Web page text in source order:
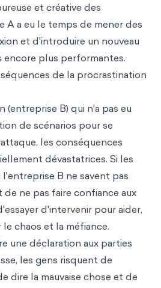
et créative des
A a eu le temps de mener des
et d'introduire un nouveau
encore plus performantes.
de la procrastination
(entreprise B) qui n'a pas eu
de scénarios pour se
les conséquences
dévastatrices. Si les
B ne savent pas
ne pas faire confiance aux
d'intervenir pour aider,
chaos et la méfiance.
une déclaration aux parties
les gens risquent de
dire la mauvaise chose et de